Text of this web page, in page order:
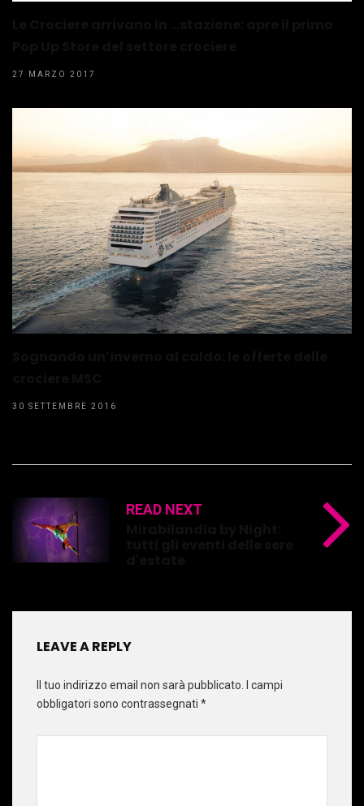
27 MARZO 2017
30 SETTEMBRE 2016
READ NEXT
LEAVE A REPLY
Il tuo indirizzo email non sarà pubblicato. I campi
obbligatori sono contrassegnati *